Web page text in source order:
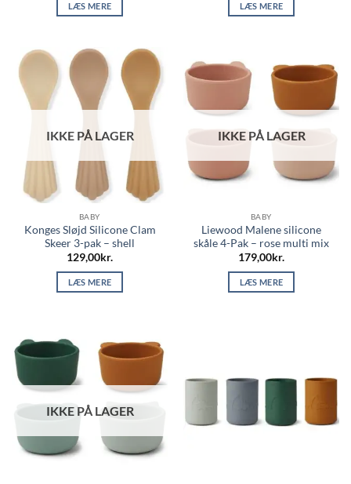
LÆS MERE LÆS MERE
IKKE PÅ LAGER
BABY
Konges Sløjd Silicone Clam
Skeer 3-pak – shell
129,00kr.
LÆS MERE
IKKE PÅ LAGER
BABY
Liewood Malene silicone
skåle 4-Pak – rose multi mix
179,00kr.
LÆS MERE
IKKE PÅ LAGER